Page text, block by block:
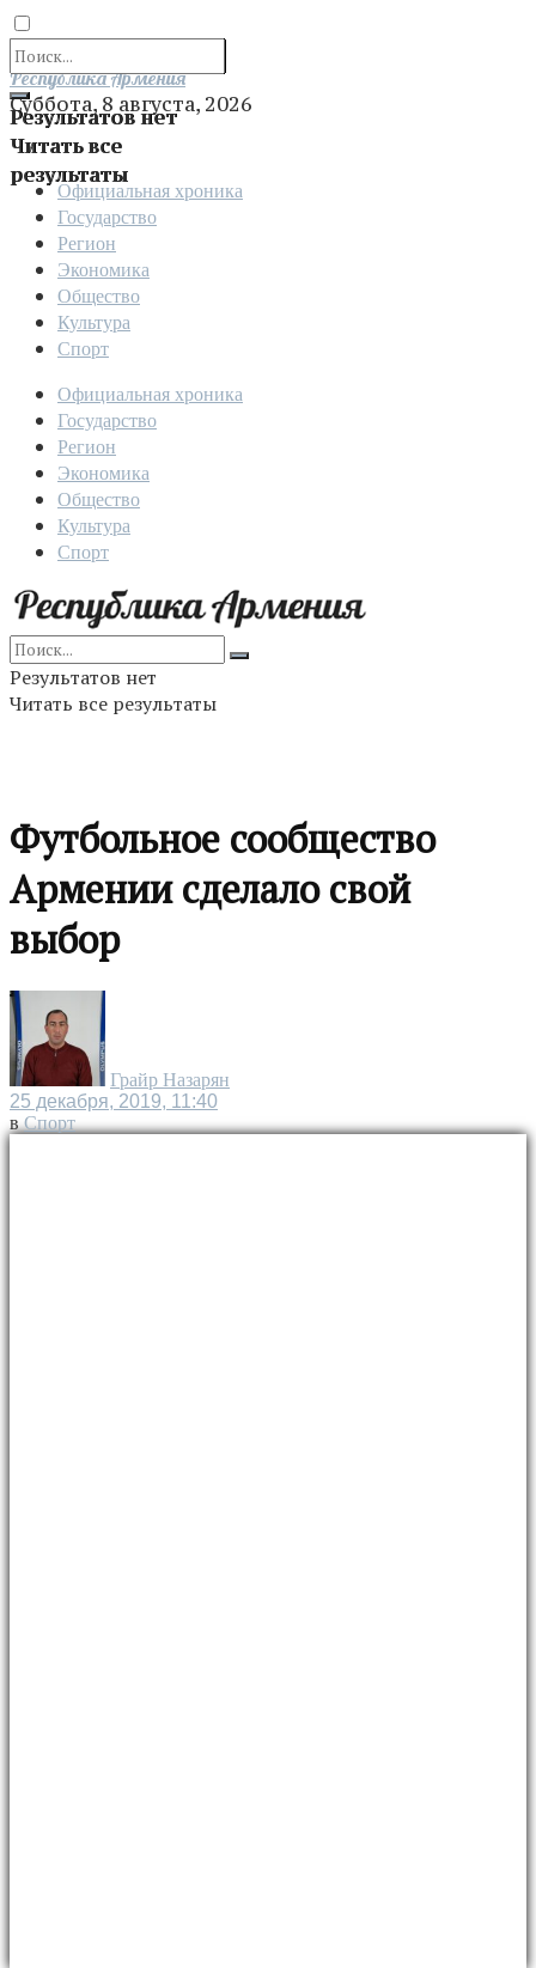
Результатов нет
Читать все
результаты
Отправить
Республика Армения
Суббота, 8 августа, 2026
Официальная хроника
Государство
Регион
Экономика
Общество
Культура
Спорт
Официальная хроника
Государство
Регион
Экономика
Общество
Культура
Спорт
Результатов нет
Читать все результаты
Футбольное сообщество
Армении сделало свой
выбор
Грайр Назарян
25 декабря, 2019, 11:40
в Спорт